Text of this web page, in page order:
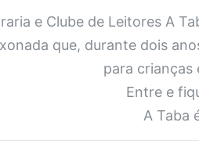
e Clube de Leitores A
que, durante dois
para crianças
Entre e
A Taba